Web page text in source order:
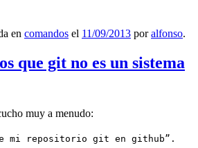
en comandos el 11/09/2013 poralfonso.
que git no es un sistema
muy a menudo:
mi repositorio git en github”.